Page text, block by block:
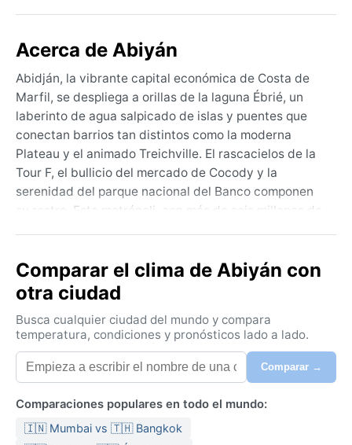
Acerca de Abiyán
Abidján, la vibrante capital económica de Costa de
Marfil, se despliega a orillas de la laguna Ébrié, un
laberinto de agua salpicado de islas y puentes que
conectan barrios tan distintos como la moderna
Plateau y el animado Treichville. El rascacielos de la
Tour F, el bullicio del mercado de Cocody y la
serenidad del parque nacional del Banco componen
su rostro. Esta metrópoli, con más de seis millones de
gastronomía que huele a attiéké y pescado a la
plancha. Al sur, el golfo de Guinea regala playas como
Grand-Bassam, mientras la selva tropical avanza
hacia el norte.
Bajo la clasificación de clima monzónico tropical
(Am), Abidján conoce dos estaciones muy marcadas.
La temporada de lluvias, de abril a julio, trae
aguaceros torrenciales casi a diario, con humedad
que rara vez baja del 80 % y temperaturas que
Comparar el clima de Abiyán con
otra ciudad
Busca cualquier ciudad del mundo y compara
temperatura, condiciones y pronósticos lado a lado.
Comparar →
Comparaciones populares en todo el mundo:
🇮🇳 Mumbai vs 🇹🇭 Bangkok